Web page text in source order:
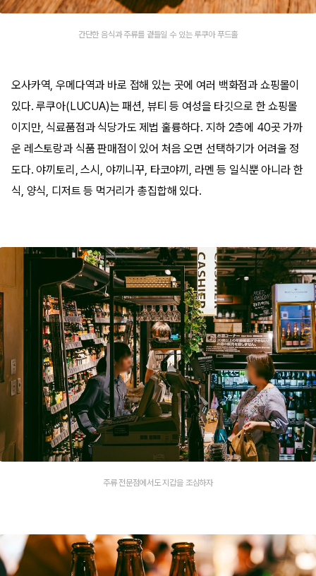
간단한 음식과 주류를 곁들일 수 있는 루쿠아 푸드홀
오사카역, 우메다역과 바로 접해 있는 곳에 여러 백화점과 쇼핑몰이
있다. 루쿠아(LUCUA)는 패션, 뷰티 등 여성을 타깃으로 한 쇼핑몰
이지만, 식료품점과 식당가도 제법 훌륭하다. 지하 2층에 40곳 가까
운 레스토랑과 식품 판매점이 있어 처음 오면 선택하기가 어려울 정
도다. 야끼토리, 스시, 야끼니꾸, 타코야끼, 라멘 등 일식뿐 아니라 한
식, 양식, 디저트 등 먹거리가 총집합해 있다.
주류 전문점에서도 지갑을 조심하자